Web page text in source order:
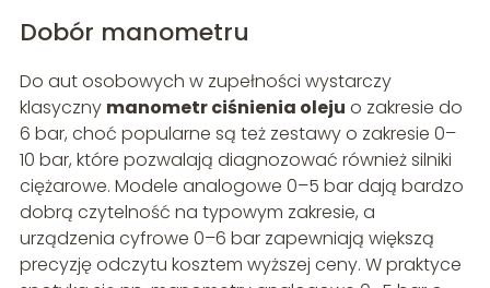
Dobór manometru
Do aut osobowych w zupełności wystarczy
klasyczny manometr ciśnienia oleju o zakresie do
6 bar, choć popularne są też zestawy o zakresie 0–
10 bar, które pozwalają diagnozować również silniki
ciężarowe. Modele analogowe 0–5 bar dają bardzo
dobrą czytelność na typowym zakresie, a
urządzenia cyfrowe 0–6 bar zapewniają większą
precyzję odczytu kosztem wyższej ceny. W praktyce